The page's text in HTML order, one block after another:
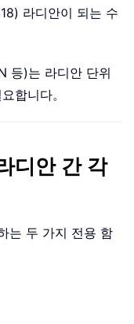
라디안이 되는 수
등)는 라디안 단위
합니다。
디안 간 각
는 두 가지 전용 함